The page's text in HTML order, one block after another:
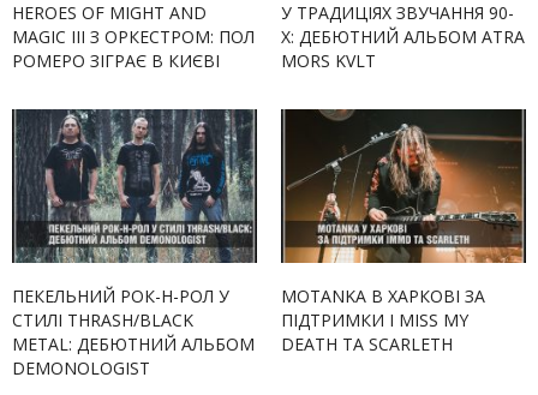
HEROES OF MIGHT AND
MAGIC III З ОРКЕСТРОМ: ПОЛ
РОМЕРО ЗІГРАЄ В КИЄВІ
У ТРАДИЦІЯХ ЗВУЧАННЯ 90-
Х: ДЕБЮТНИЙ АЛЬБОМ ATRA
MORS KVLT
ПЕКЕЛЬНИЙ РОК-Н-РОЛ У
СТИЛІ THRASH/BLACK
METAL: ДЕБЮТНИЙ АЛЬБОМ
DEMONOLOGIST
MOTANKA В ХАРКОВІ ЗА
ПІДТРИМКИ I MISS MY
DEATH ТА SCARLETH